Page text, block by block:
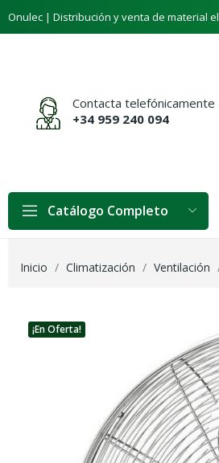
Onulec | Distribución y venta de material
Contacta telefónicamente
+34 959 240 094
Catálogo Completo
Inicio Climatización Ventilación
¡En Oferta!